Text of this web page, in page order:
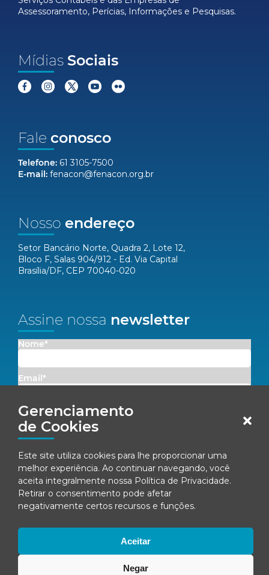
Gerenciamento
de Cookies
Este site utiliza cookies para lhe proporcionar uma
melhor experiência. Ao continuar navegando, você
aceita integralmente nossa Política de Privacidade.
Retirar o consentimento pode afetar
negativamente certos recursos e funções.
Aceitar
Negar
Assessoramento, Perícias, Informações e Pesquisas.
Mídias Sociais
Fale conosco
Telefone: 61 3105-7500
E-mail: fenacon@fenacon.org.br
Nosso endereço
Setor Bancário Norte, Quadra 2, Lote 12,
Bloco F, Salas 904/912 - Ed. Via Capital
Brasília/DF, CEP 70040-020
Assine nossa newsletter
Nome*
Email*
Concordo em receber comunicações da Fenacon.
Ao se inscrever, você concorda com nossaPolítica de Privacidade
Política de privacidade